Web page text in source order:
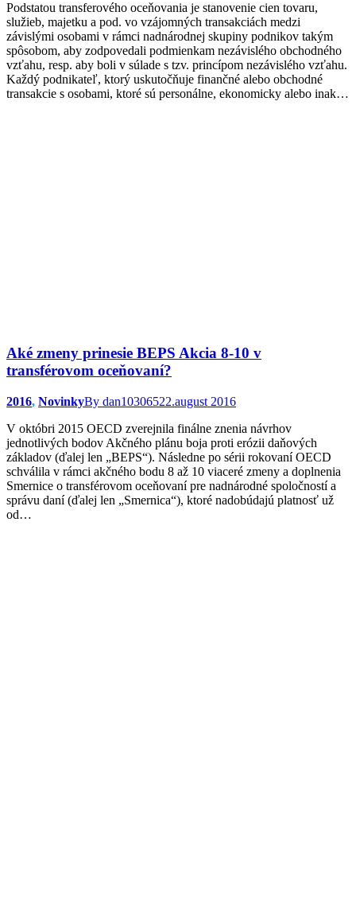
Podstatou transferového oceňovania je stanovenie cien tovaru,
služieb, majetku a pod. vo vzájomných transakciách medzi
závislými osobami v rámci nadnárodnej skupiny podnikov takým
spôsobom, aby zodpovedali podmienkam nezávislého obchodného
vzťahu, resp. aby boli v súlade s tzv. princípom nezávislého vzťahu.
Každý podnikateľ, ktorý uskutočňuje finančné alebo obchodné
transakcie s osobami, ktoré sú personálne, ekonomicky alebo inak…
Aké zmeny prinesie BEPS Akcia 8-10 v
transférovom oceňovaní?
2016, NovinkyBy dan10306522.august 2016
V októbri 2015 OECD zverejnila finálne znenia návrhov
jednotlivých bodov Akčného plánu boja proti erózii daňových
základov (ďalej len „BEPS“). Následne po sérii rokovaní OECD
schválila v rámci akčného bodu 8 až 10 viaceré zmeny a doplnenia
Smernice o transférovom oceňovaní pre nadnárodné spoločností a
správu daní (ďalej len „Smernica“), ktoré nadobúdajú platnosť už
od…